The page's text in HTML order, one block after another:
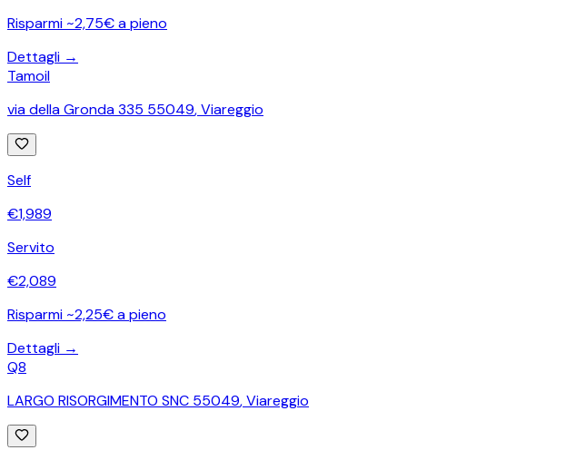
Risparmi ~2,75€ a pieno
Dettagli →
Tamoil
via della Gronda 335 55049,Viareggio
Self
€1,989
Servito
€2,089
Risparmi ~2,25€ a pieno
Dettagli →
Q8
LARGO RISORGIMENTO SNC 55049,Viareggio